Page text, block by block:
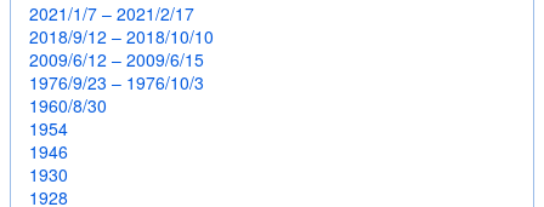
2021/1/7 – 2021/2/17
2018/9/12 – 2018/10/10
2009/6/12 – 2009/6/15
1976/9/23 – 1976/10/3
1960/8/30
1954
1946
1930
1928